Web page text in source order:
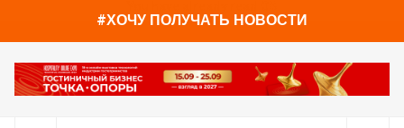
#ХОЧУ ПОЛУЧАТЬ НОВОСТИ